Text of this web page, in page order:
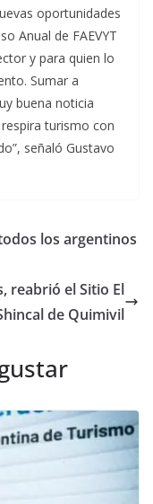
oportunidades
Anual de FAEVYT
y para quien lo
Sumar a
buena noticia
respira turismo con
señaló Gustavo
los argentinos
reabrió el Sitio El
de Quimivil